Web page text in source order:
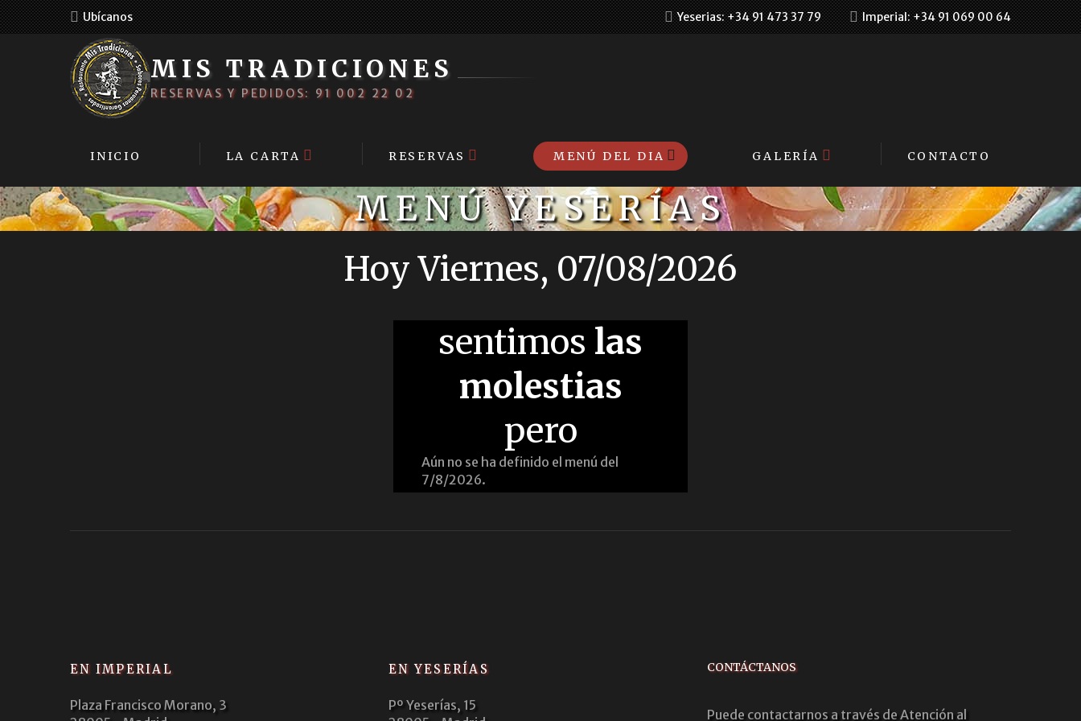
Ubícanos Yeserias: +34 91 473 37 79 Imperial: +34 91 069 00 64
MIS TRADICIONES
RESERVAS Y PEDIDOS: 91 002 22 02
INICIO LA CARTA RESERVAS MENÚ DEL DIA GALERÍA CONTACTO
MENÚ YESERÍAS
Hoy Viernes, 07/08/2026
sentimos las
molestias
pero
Aún no se ha definido el menú del
7/8/2026.
EN IMPERIAL
Plaza Francisco Morano, 3
EN YESERÍAS
Pº Yeserías, 15
CONTÁCTANOS
Puede contactarnos a través de Atención al